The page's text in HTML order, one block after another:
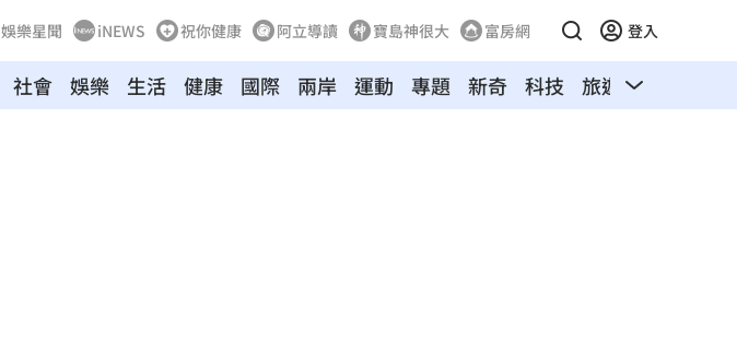
娛樂星聞 iNEWS 祝你健康 阿立導讀 寶島神很大 富房網 登入
社會 娛樂 生活 健康 國際 兩岸 運動 專題 新奇 科技 旅遊 汽車